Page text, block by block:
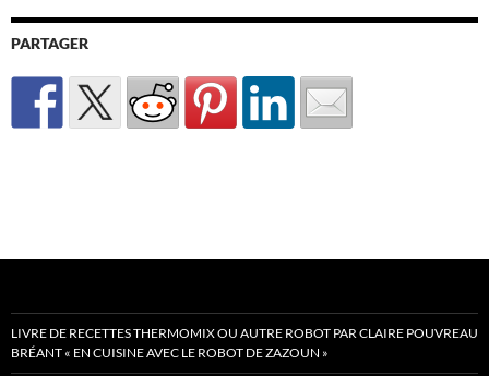
PARTAGER
LIVRE DE RECETTES THERMOMIX OU AUTRE ROBOT PAR CLAIRE POUVREAU
BRÉANT « EN CUISINE AVEC LE ROBOT DE ZAZOUN »